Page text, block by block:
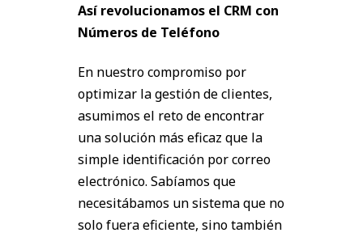
Así revolucionamos el CRM con
Números de Teléfono
En nuestro compromiso por
optimizar la gestión de clientes,
asumimos el reto de encontrar
una solución más eficaz que la
simple identificación por correo
electrónico. Sabíamos que
necesitábamos un sistema que no
solo fuera eficiente, sino también